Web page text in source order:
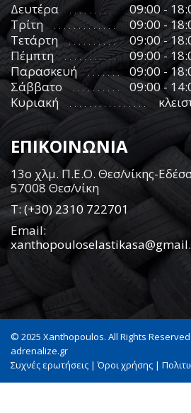
Δευτέρα
09:00 -
Τρίτη
09:00 -
Τετάρτη
09:00 -
Πέμπτη
09:00 -
Παρασκευή
09:00 -
Σάββατο
09:00 -
Κυριακή
ΕΠΙΚΟΙΝΩΝΙΑ
13ο χλμ. Π.Ε.Ο. Θεσ/νίκης-
57008 Θεσ/νίκη
Τ:(+30) 2310 722701
Email:
© 2025 Xanthopoulos. All Rights
adrenalize.gr
Συχνές ερωτήσεις |Όροι χρήσης |